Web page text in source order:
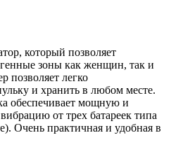
который позволяет
зоны как женщин, так и
позволяет легко
и хранить в любом месте.
обеспечивает мощную и
от трех батареек типа
Очень практичная и удобная в